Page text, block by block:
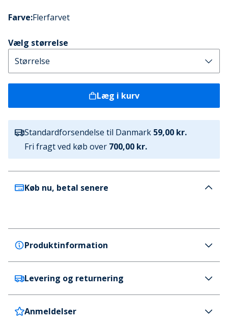
Farve:Flerfarvet
Vælg størrelse
Læg i kurv
Standardforsendelse til Danmark 59,00 kr.
Fri fragt ved køb over 700,00 kr.
Køb nu, betal senere
Produktinformation
Bench
Bench Herre Tayo Fempak T-shirts Blandet
Farve
Flerfarvet
Levering og returnering
Danmark
59 kr. (700 kr.+ GRATIS)
Anmeldelser